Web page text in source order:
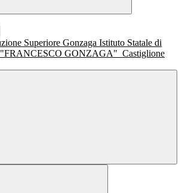
Istituto Statale di
"FRANCESCO GONZAGA" Castiglione